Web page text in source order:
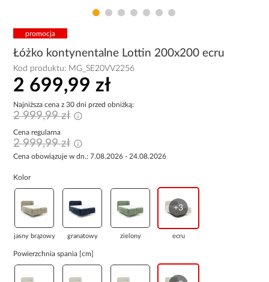
promocja
Łóżko kontynentalne Lottin 200x200 ecru
Kod produktu: MG_SE20VV2256
2 699,99 zł
Najniższa cena z 30 dni przed obniżką:
2 999,99 zł
Cena regularna
2 999,99 zł
Cena obowiązuje w dn.: 7.08.2026 - 24.08.2026
Kolor
jasny brązowy granatowy zielony
+3
ecru
Powierzchnia spania [cm]